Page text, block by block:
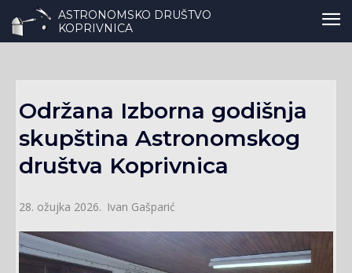
ASTRONOMSKO DRUŠTVO
KOPRIVNICA
Održana Izborna godišnja
skupština Astronomskog
društva Koprivnica
28. ožujka 2026. Ivan Gašparić